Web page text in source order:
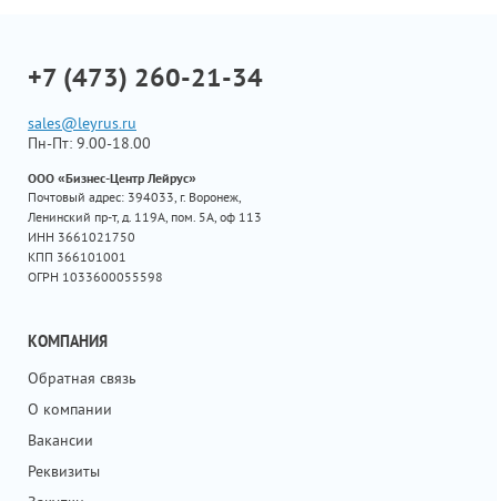
+7 (473) 260-21-34
sales@leyrus.ru
Пн-Пт: 9.00-18.00
ООО «Бизнес-Центр Лейрус»
Почтовый адрес: 394033, г. Воронеж,
Ленинский пр-т, д. 119А, пом. 5А, оф 113
ИНН 3661021750
КПП 366101001
ОГРН 1033600055598
КОМПАНИЯ
Обратная связь
О компании
Вакансии
Реквизиты